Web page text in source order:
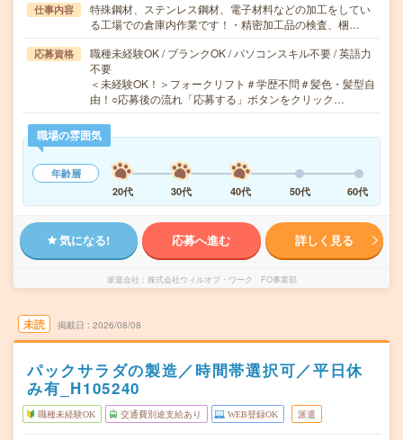
仕事内容
特殊鋼材、ステンレス鋼材、電子材料などの加工をしてい
る工場での倉庫内作業です！・精密加工品の検査、梱…
応募資格
職種未経験OK / ブランクOK / パソコンスキル不要 / 英語力
不要
＜未経験OK！＞フォークリフト＃学歴不問＃髪色・髪型自
由！○応募後の流れ「応募する」ボタンをクリック…
職場の雰囲気
年齢層
20代
30代 40代 50代 60代
気になる! 応募へ進む 詳しく見る
派遣会社 株式会社ウィルオブ・ワーク FO事業部
未読 掲載日 2026/08/08
パックサラダの製造／時間帯選択可／平日休
み有_H105240
職種未経験OK 交通費別途支給あり WEB登録OK 派遣